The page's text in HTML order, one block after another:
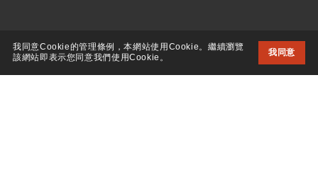
我同意Cookie的管理條例，本網站使用Cookie。繼續瀏覽
該網站即表示您同意我們使用Cookie。
我同意